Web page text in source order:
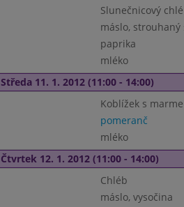
Slunečnicový
máslo, strouhaný
paprika
mléko
Středa 11. 1. 2012 (11:00 - 14:00)
Koblížek s
pomeranč
mléko
Čtvrtek 12. 1. 2012 (11:00 - 14:00)
Chléb
máslo, vysočina